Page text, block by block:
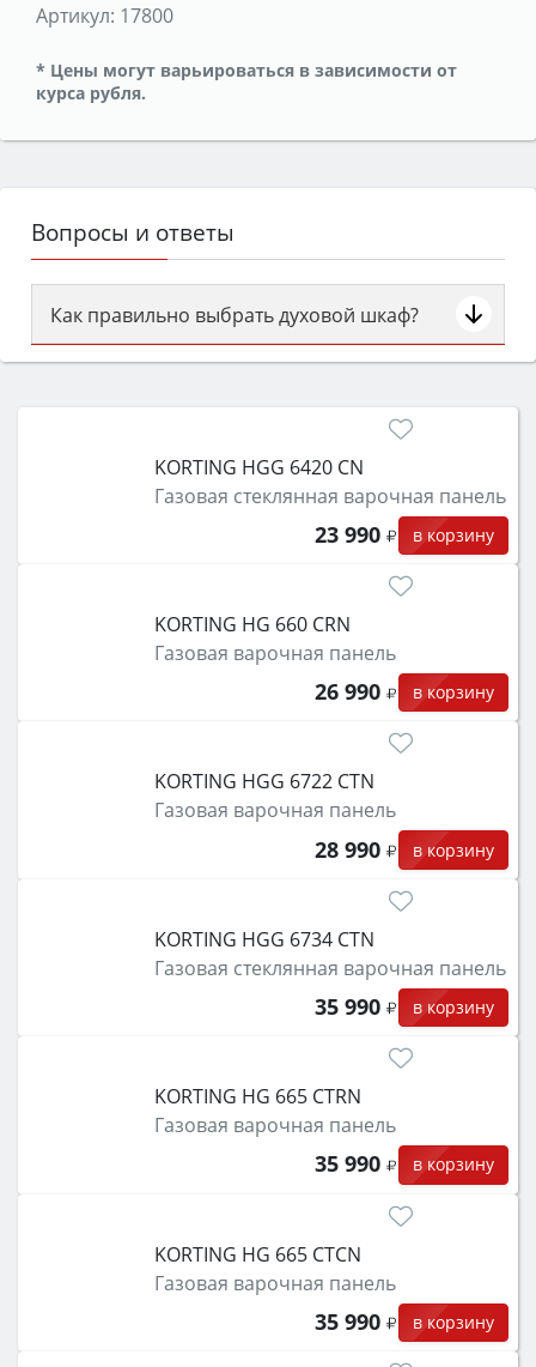
Артикул: 17800
* Цены могут варьироваться в зависимости от
курса рубля.
Вопросы и ответы
Как правильно выбрать духовой шкаф?
Сначала определитесь с типом (газовый или
затем смотрите на объём 50–70 л для семьи,
функции (конвекция, гриль, самоочистка,
защита от детей).
KORTING HGG 6420 CN
Газовая стеклянная варочная панель
23 990 в корзину
KORTING HG 660 CRN
Газовая варочная панель
26 990 в корзину
KORTING HGG 6722 CTN
Газовая варочная панель
28 990 в корзину
KORTING HGG 6734 CTN
Газовая стеклянная варочная панель
35 990 в корзину
KORTING HG 665 CTRN
Газовая варочная панель
35 990 в корзину
KORTING HG 665 CTCN
Газовая варочная панель
35 990 в корзину